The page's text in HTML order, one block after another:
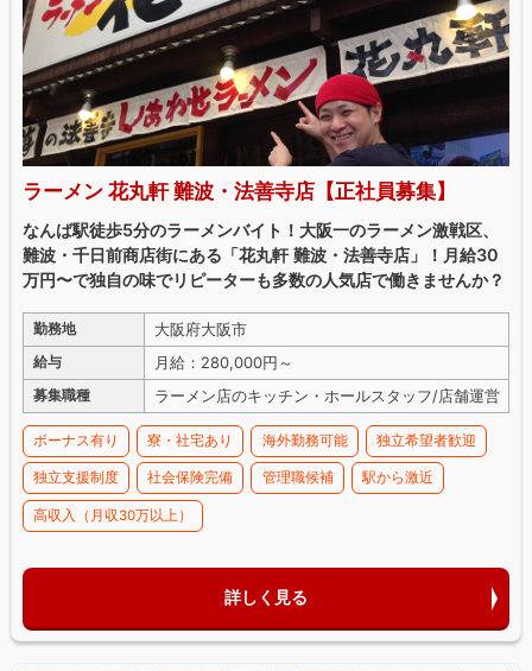
ラーメン 花丸軒 難波・法善寺店【正社員募集】
なんば駅徒歩5分のラーメンバイト！大阪一のラーメン激戦区、
難波・千日前商店街にある「花丸軒 難波・法善寺店」！月給30
万円〜で独自の味でリピーターも多数の人気店で働きませんか？
勤務地 大阪府大阪市
給与 月給：280,000円～
募集職種 ラーメン店のキッチン・ホールスタッフ/店舗運営
ボーナス有り 寮・社宅あり 海外勤務可能 独立希望者歓迎
独立支援制度 社会保険完備 管理職候補 駅から激近
高収入（月収30万以上）
詳しく見る